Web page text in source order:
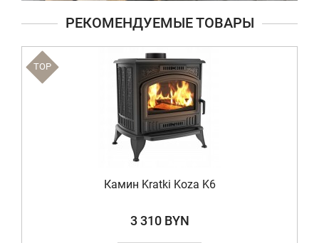
РЕКОМЕНДУЕМЫЕ ТОВАРЫ
TOP
Камин Kratki Koza K6
3 310 BYN